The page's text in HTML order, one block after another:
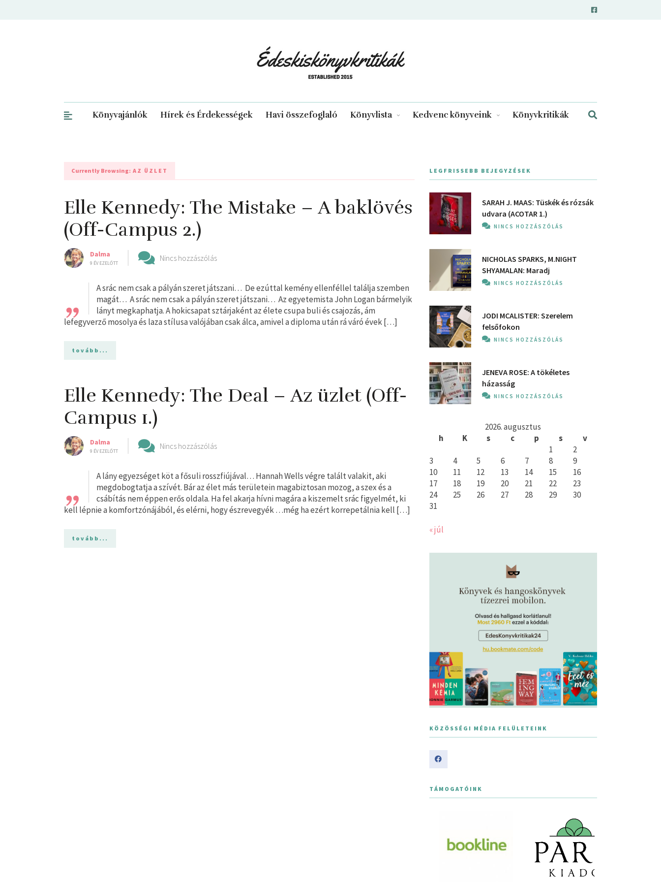
Könyvajánlók Hírek és Érdekességek Havi összefoglaló Könyvlista Kedvenc könyveink Könyvkritikák
Currently Browsing: AZ ÜZLET
Elle Kennedy: The Mistake – A baklövés
(Off-Campus 2.)
Dalma
9 ÉV EZELŐTT
Nincs hozzászólás
„
A ​srác nem csak a pályán szeret játszani… De ezúttal kemény ellenféllel találja szemben
magát… A srác nem csak a pályán szeret játszani… Az egyetemista John Logan bármelyik
lányt megkaphatja. A hokicsapat sztárjaként az élete csupa buli és csajozás, ám
lefegyverző mosolya és laza stílusa valójában csak álca, amivel a diploma után rá váró évek […]
tovább...
Elle Kennedy: The ​Deal – Az üzlet (Off-
Campus 1.)
Dalma
9 ÉV EZELŐTT
Nincs hozzászólás
„
A lány egyezséget köt a fősuli rosszfiújával… Hannah Wells végre talált valakit, aki
megdobogtatja a szívét. Bár az élet más területein magabiztosan mozog, a szex és a
csábítás nem éppen erős oldala. Ha fel akarja hívni magára a kiszemelt srác figyelmét, ki
kell lépnie a komfortzónájából, és elérni, hogy észrevegyék …még ha ezért korrepetálnia kell […]
tovább...
LEGFRISSEBB BEJEGYZÉSEK
SARAH J. MAAS: Tüskék és rózsák
udvara (ACOTAR 1.)
NINCS HOZZÁSZÓLÁS
NICHOLAS SPARKS, M.NIGHT
SHYAMALAN: Maradj
NINCS HOZZÁSZÓLÁS
JODI MCALISTER: Szerelem
felsőfokon
NINCS HOZZÁSZÓLÁS
JENEVA ROSE: A ​tökéletes
házasság
NINCS HOZZÁSZÓLÁS
2026. augusztus
h
K s c p s
v
1
2
3
4 5 6 7 8
9
10
11 12 13 14 15
16
17
18 19 20 21 22
23
24
25 26 27 28 29
30
31
« júl
KÖZÖSSÉGI MÉDIA FELÜLETEINK
TÁMOGATÓINK